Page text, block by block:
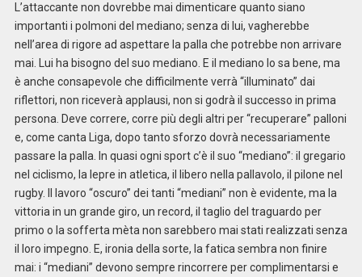
L’attaccante non dovrebbe mai dimenticare quanto siano
importanti i polmoni del mediano; senza di lui, vagherebbe
nell’area di rigore ad aspettare la palla che potrebbe non arrivare
mai. Lui ha bisogno del suo mediano. E il mediano lo sa bene, ma
è anche consapevole che difficilmente verrà “illuminato” dai
riflettori, non riceverà applausi, non si godrà il successo in prima
persona. Deve correre, corre più degli altri per “recuperare” palloni
e, come canta Liga, dopo tanto sforzo dovrà necessariamente
passare la palla. In quasi ogni sport c’è il suo “mediano”: il gregario
nel ciclismo, la lepre in atletica, il libero nella pallavolo, il pilone nel
rugby. Il lavoro “oscuro” dei tanti “mediani” non è evidente, ma la
vittoria in un grande giro, un record, il taglio del traguardo per
primo o la sofferta mèta non sarebbero mai stati realizzati senza
il loro impegno. E, ironia della sorte, la fatica sembra non finire
mai: i “mediani” devono sempre rincorrere per complimentarsi e